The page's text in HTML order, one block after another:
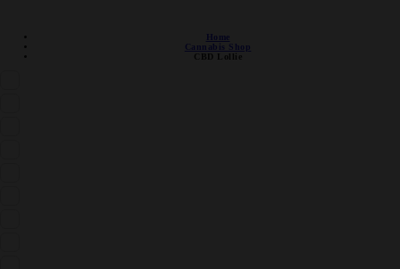
Home
Cannabis Shop
CBD Lollie